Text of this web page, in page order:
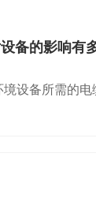
备的影响有
设备所需的